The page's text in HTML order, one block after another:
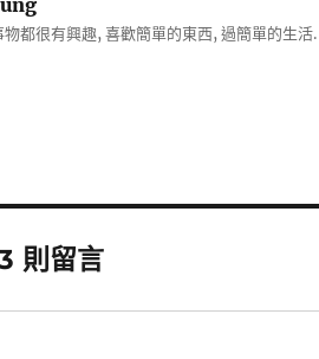
都很有興趣, 喜歡簡單的東西, 過簡單的生活.
則留言